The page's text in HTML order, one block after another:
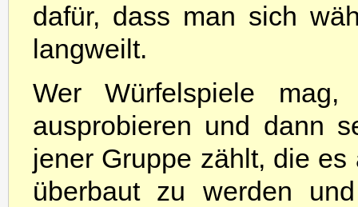
dafür, dass man sich
langweilt.
Wer Würfelspiele
ausprobieren und dann
jener Gruppe zählt, die
überbaut zu werden